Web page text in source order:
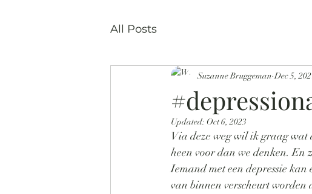
All Posts
Suzanne Bruggeman Dec 5,
Updated: Oct 6, 2023
Via deze weg wil ik graag wat
heen voor dan we denken. En
Iemand met een depressie
van binnen verscheurt worden